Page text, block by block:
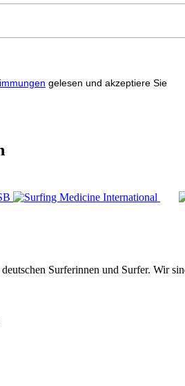
gelesen und akzeptiere Sie
Surferinnen und Surfer. Wir